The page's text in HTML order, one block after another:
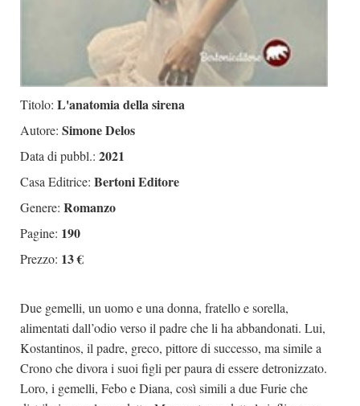
Titolo: L'anatomia della sirena
Autore: Simone Delos
Data di pubbl.: 2021
Casa Editrice: Bertoni Editore
Genere: Romanzo
Pagine: 190
Prezzo: 13 €
Due gemelli, un uomo e una donna, fratello e sorella,
alimentati dall’odio verso il padre che li ha abbandonati. Lui,
Kostantinos, il padre, greco, pittore di successo, ma simile a
Crono che divora i suoi figli per paura di essere detronizzato.
Loro, i gemelli, Febo e Diana, così simili a due Furie che